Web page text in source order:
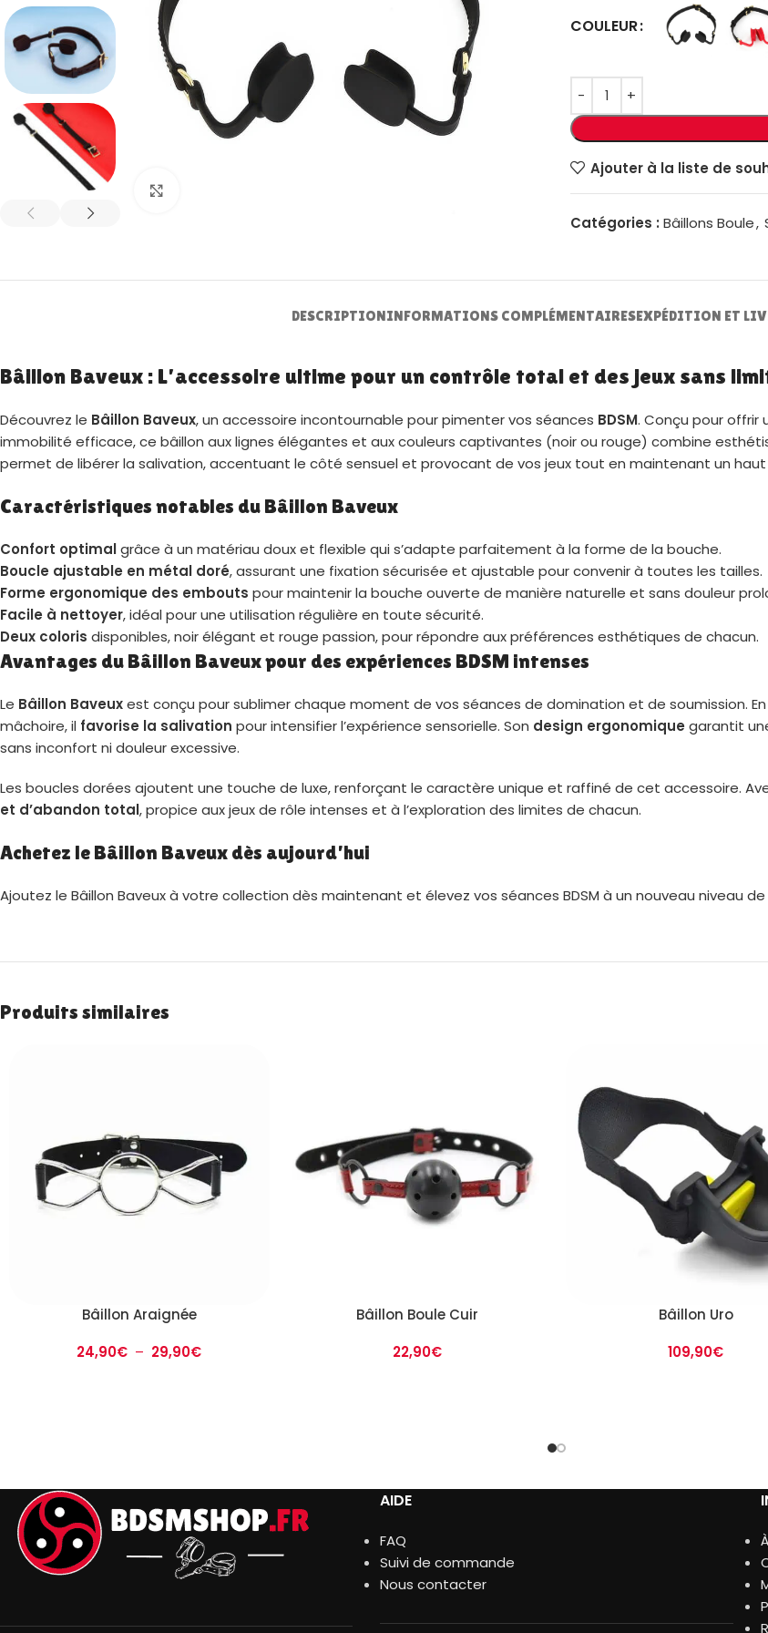
COULEUR
Ajouter à la liste de
Catégories : Bâillons Boule,
DESCRIPTIONINFORMATIONS COMPLÉMENTAIRESEXPÉDITION ET
Bâillon Baveux : L’accessoire ultime pour un contrôle total et des jeux sans
Découvrez le Bâillon Baveux, un accessoire incontournable pour pimenter vos séances BDSM. Conçu pour
immobilité efficace, ce bâillon aux lignes élégantes et aux couleurs captivantes (noir ou rouge) combine
permet de libérer la salivation, accentuant le côté sensuel et provocant de vos jeux tout en maintenant un
Caractéristiques notables du Bâillon Baveux
Confort optimalgrâce à un matériau doux et flexible qui s’adapte parfaitement à la forme de la bouche.
Boucle ajustable en métal doré, assurant une fixation sécurisée et ajustable pour convenir à toutes les tailles.
Forme ergonomique des embouts pour maintenir la bouche ouverte de manière naturelle et sans douleur
Facile à nettoyer, idéal pour une utilisation régulière en toute sécurité.
Deux coloris disponibles, noir élégant et rouge passion, pour répondre aux préférences esthétiques de chacun.
Avantages du Bâillon Baveux pour des expériences BDSM intenses
Le Bâillon Baveuxest conçu pour sublimer chaque moment de vos séances de domination et de soumission.
mâchoire, il favorise la salivation pour intensifier l’expérience sensorielle. Son design ergonomique garantit
sans inconfort ni douleur excessive.
Les boucles dorées ajoutent une touche de luxe, renforçant le caractère unique et raffiné de cet accessoire.
et d’abandon total, propice aux jeux de rôle intenses et à l’exploration des limites de chacun.
Achetez le Bâillon Baveux dès aujourd’hui
Ajoutez le Bâillon Baveux à votre collection dès maintenant et élevez vos séances BDSM à un nouveau niveau
Produits similaires
Bâillon Araignée
24,90€ – 29,90€
Bâillon Boule Cuir
22,90€
Bâillon Uro
109,90€
AIDE
FAQ
Suivi de commande
Nous contacter